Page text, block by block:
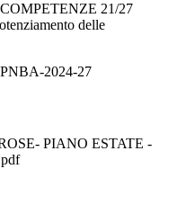
21/27
delle
2024-27
PIANO ESTATE -